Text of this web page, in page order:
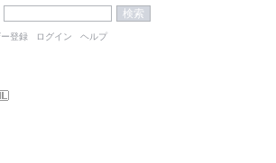
ー登録 ログイン ヘルプ